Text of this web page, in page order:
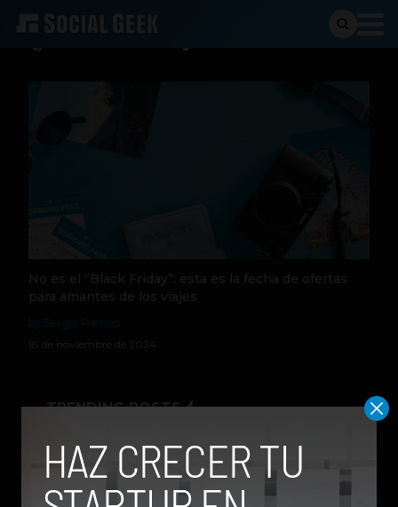
No es el “Black Friday”: esta es la fecha de ofertas
para amantes de los viajes
18 de noviembre de 2024
TRENDING POSTS
con modelos enfocados en IA
generativa de imágenes